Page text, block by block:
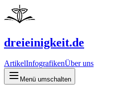
dreieinigkeit.de
ArtikelInfografikenÜber uns
Menü umschalten